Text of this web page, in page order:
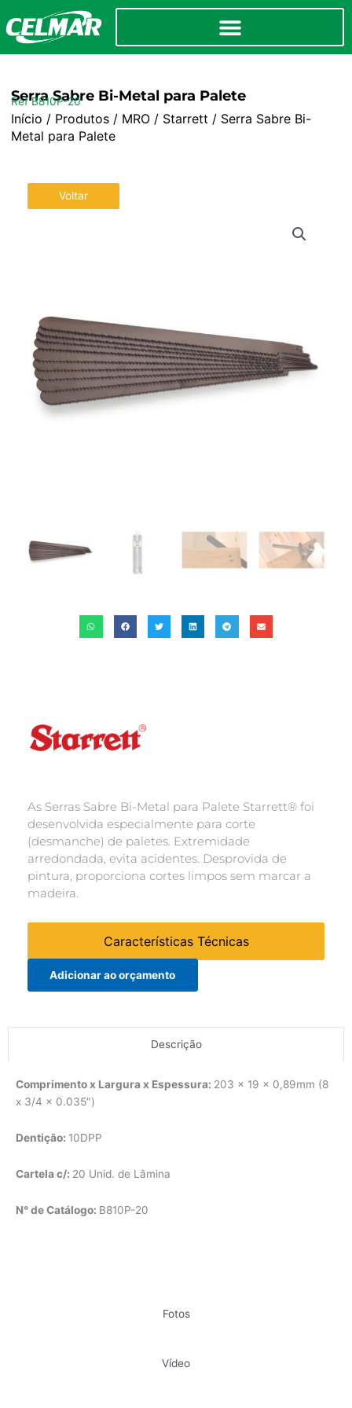
Serra Sabre Bi-Metal para Palete
Ref B810P-20
Início / Produtos/ MRO/ Starrett / Serra Sabre Bi-
Metal para Palete
Voltar
As Serras Sabre Bi-Metal para Palete Starrett® foi
desenvolvida especialmente para corte
(desmanche) de paletes. Extremidade
arredondada, evita acidentes. Desprovida de
pintura, proporciona cortes limpos sem marcar a
madeira.
Características Técnicas
Adicionar ao orçamento
Descrição
Fotos
Vídeo
Comprimento x Largura x Espessura: 203 x 19 x 0,89mm (8
x 3/4 x 0.035″)
Dentição: 10DPP
Cartela c/: 20 Unid. de Lâmina
N° de Catálogo: B810P-20